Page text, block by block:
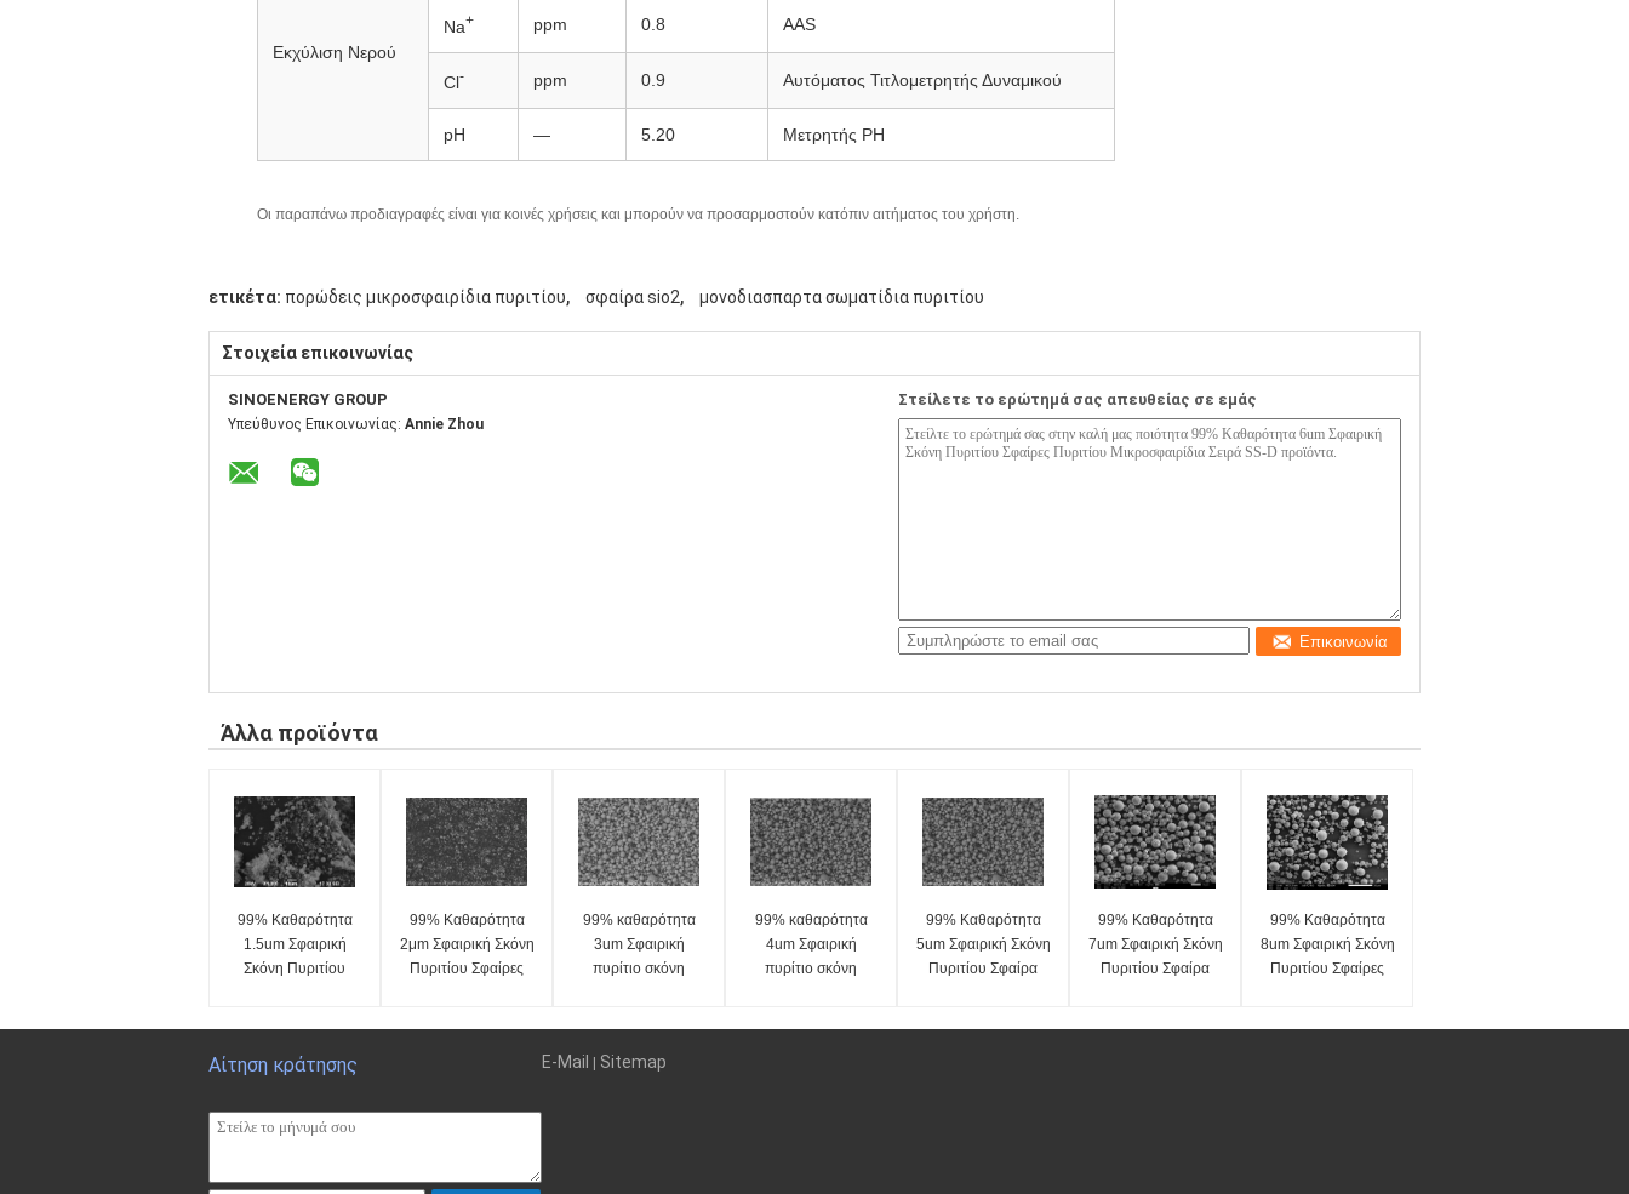
Εκχύλιση Νερού
Na+ ppm 0.8 AAS
Cl- ppm 0.9 Αυτόματος Τιτλομετρητής Δυναμικού
pH — 5.20 Μετρητής PH
Οι παραπάνω προδιαγραφές είναι για κοινές χρήσεις και μπορούν να προσαρμοστούν κατόπιν αιτήματος του χρήστη.
ετικέτα: πορώδεις μικροσφαιρίδια πυριτίου, σφαίρα sio2, μονοδιασπαρτα σωματίδια πυριτίου
Στοιχεία επικοινωνίας
SINOENERGY GROUP
Υπεύθυνος Επικοινωνίας: Annie Zhou
Στείλετε το ερώτημά σας απευθείας σε εμάς
Επικοινωνία
Άλλα προϊόντα
99% Καθαρότητα
1.5um Σφαιρική
Σκόνη Πυριτίου
99% Καθαρότητα
2μm Σφαιρική Σκόνη
Πυριτίου Σφαίρες
99% καθαρότητα
3um Σφαιρική
πυρίτιο σκόνη
99% καθαρότητα
4um Σφαιρική
πυρίτιο σκόνη
99% Καθαρότητα
5um Σφαιρική Σκόνη
Πυριτίου Σφαίρα
99% Καθαρότητα
7um Σφαιρική Σκόνη
Πυριτίου Σφαίρα
99% Καθαρότητα
8um Σφαιρική Σκόνη
Πυριτίου Σφαίρες
Αίτηση κράτησης E-Mail Sitemap